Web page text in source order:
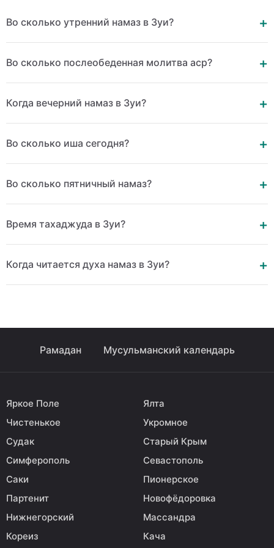
Во сколько утренний намаз в Зуи?
Во сколько послеобеденная молитва аср?
Когда вечерний намаз в Зуи?
Во сколько иша сегодня?
Во сколько пятничный намаз?
Время тахаджуда в Зуи?
Когда читается духа намаз в Зуи?
Рамадан Мусульманский календарь
Яркое Поле
Ялта
Чистенькое
Укромное
Судак
Старый Крым
Симферополь
Севастополь
Саки
Пионерское
Партенит
Новофёдоровка
Нижнегорский
Массандра
Кореиз
Кача